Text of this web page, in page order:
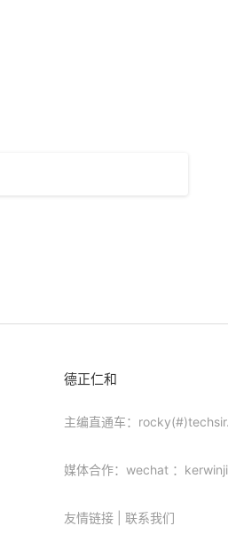
德正仁和
主编直通车：
媒体合作：wechat ：kerwinji
友情链接 联系我们